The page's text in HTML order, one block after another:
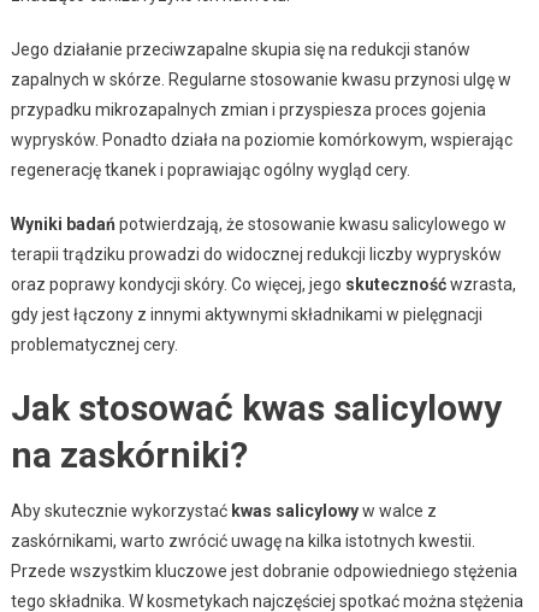
Jego działanie przeciwzapalne skupia się na redukcji stanów
zapalnych w skórze. Regularne stosowanie kwasu przynosi ulgę w
przypadku mikrozapalnych zmian i przyspiesza proces gojenia
wyprysków. Ponadto działa na poziomie komórkowym, wspierając
regenerację tkanek i poprawiając ogólny wygląd cery.
Wyniki badań potwierdzają, że stosowanie kwasu salicylowego w
terapii trądziku prowadzi do widocznej redukcji liczby wyprysków
oraz poprawy kondycji skóry. Co więcej, jego skutecznośćwzrasta,
gdy jest łączony z innymi aktywnymi składnikami w pielęgnacji
problematycznej cery.
Jak stosować kwas salicylowy
na zaskórniki?
Aby skutecznie wykorzystać kwas salicylowyw walce z
zaskórnikami, warto zwrócić uwagę na kilka istotnych kwestii.
Przede wszystkim kluczowe jest dobranie odpowiedniego stężenia
tego składnika. W kosmetykach najczęściej spotkać można stężenia